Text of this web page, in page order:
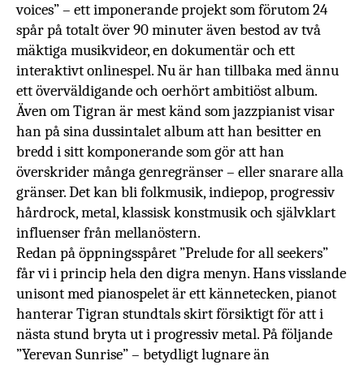
voices” – ett imponerande projekt somförutom 24
spår på totalt över 90 minuter även bestod av två
mäktigamusikvideor, en dokumentär och ett
interaktivt onlinespel. Nu är han tillbaka med ännu
ett överväldigande och oerhört ambitiöst album.
Även om Tigran är mest känd som jazzpianist visar
han på sina dussintalet album att han besitter en
bredd i sitt komponerande som gör att han
överskrider många genregränser – eller snarare alla
gränser. Det kan bli folkmusik, indiepop, progressiv
hårdrock, metal, klassisk konstmusik och självklart
influenser från mellanöstern.
Redan på öppningsspåret ”Prelude for all seekers”
får vi i princip hela den digra menyn. Hans visslande
unisont med pianospelet är ett kännetecken, pianot
hanterar Tigran stundtals skirt försiktigt för att i
nästa stund bryta ut i progressiv metal. På följande
”Yerevan Sunrise” – betydligt lugnare än